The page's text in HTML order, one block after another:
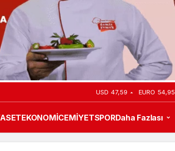
USD 47,59 EURO 54,95
EKONOMİCEMİYETSPORDaha Fazlası